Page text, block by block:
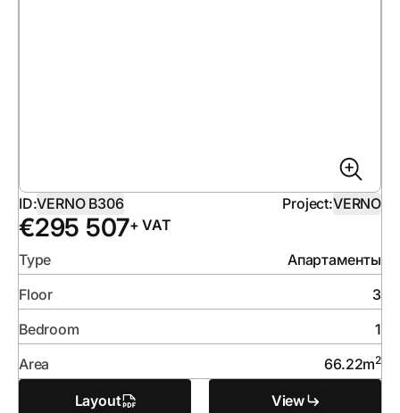
ID:VERNO B306 Project:VERNO
€295 507+ VAT
Type
Апартаменты
Floor
3
Bedroom
1
Area
66.22m2
Layout View